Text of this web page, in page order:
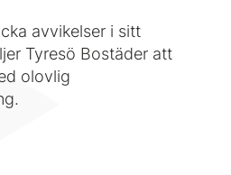
avvikelser i sitt
Tyresö Bostäder att
olovlig